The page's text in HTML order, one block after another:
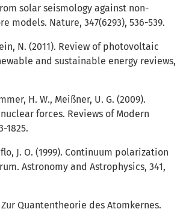
solar seismology against non-
models. Nature, 347(6293), 536-539.
N. (2011). Review of photovoltaic
and sustainable energy reviews,
H. W., Meißner, U. G. (2009).
forces. Reviews of Modern
1825.
J. O. (1999). Continuum polarization
Astronomy and Astrophysics, 341,
Zur Quantentheorie des Atomkernes.